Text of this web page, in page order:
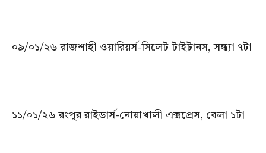
০৯/০১/২৬ রাজশাহী ওয়ারিয়র্স-সিলেট টাইটানস, সন্ধ্যা ৭টা
১১/০১/২৬ রংপুর রাইডার্স-নোয়াখালী এক্সপ্রেস, বেলা ১টা